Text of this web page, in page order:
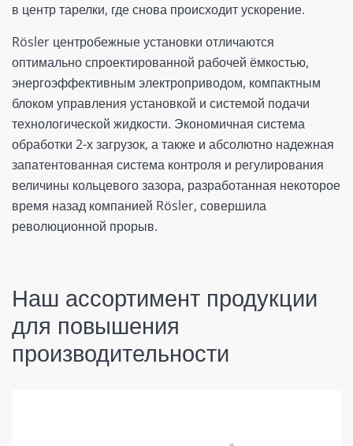
в центр тарелки, где снова происходит ускорение.
Rösler центробежные установки отличаются
оптимально спроектированной рабочей ёмкостью,
энергоэффективным электроприводом, компактным
блоком управления установкой и системой подачи
технологической жидкости. Экономичная система
обработки 2-х загрузок, а также и абсолютно надежная
запатентованная система контроля и регулирования
величины кольцевого зазора, разработанная некоторое
время назад компанией Rösler, совершила
революционной прорыв.
Наш ассортимент продукции
для повышения
производительности